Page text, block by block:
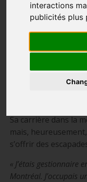
interactions
publicités plus
« C’est mieux
Native de
Gaspésie à chaque
retraite mais non
Sa carrière dans la
mais,
s’offrir des
« J’étais gestionnaire
Montréal. J’occupais